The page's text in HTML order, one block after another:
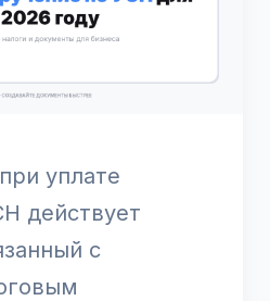
уплате
действует
с